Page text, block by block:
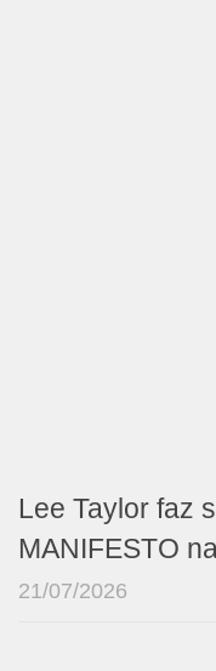
Lee Taylor faz
MANIFESTO
21/07/2026